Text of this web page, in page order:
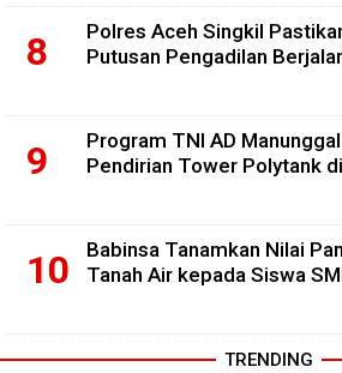
Polres Aceh Singkil
Putusan Pengadilan
Program TNI AD
Pendirian Tower Polytank
Babinsa Tanamkan Nilai
Tanah Air kepada Siswa
TRENDING